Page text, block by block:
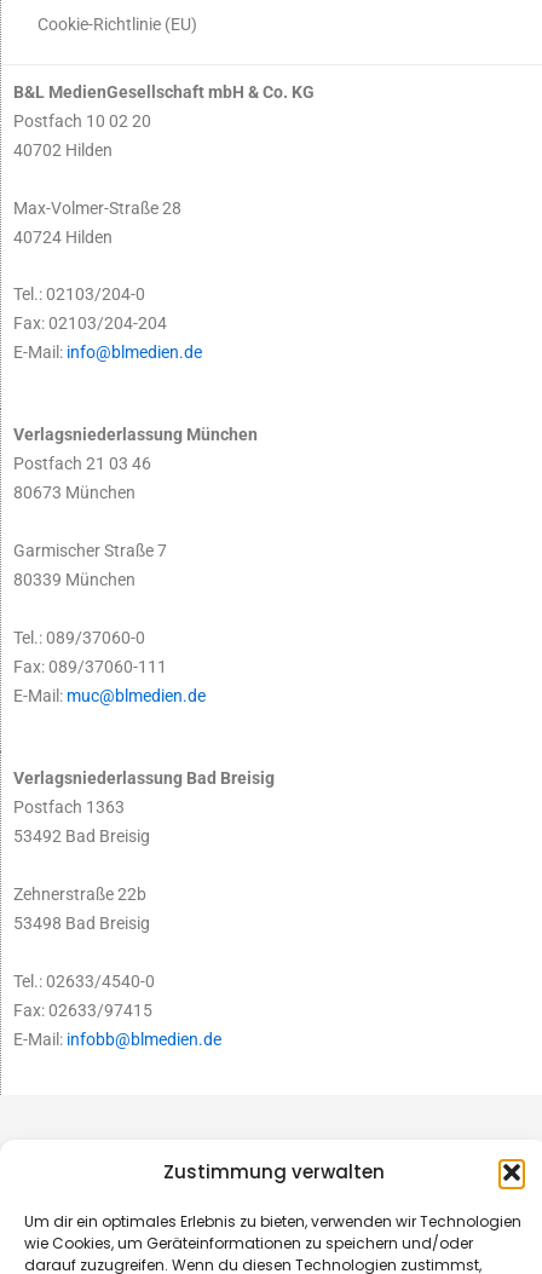
Zustimmung verwalten
Um dir ein optimales Erlebnis zu bieten, verwenden wir Technologien
wie Cookies, um Geräteinformationen zu speichern und/oder
darauf zuzugreifen. Wenn du diesen Technologien zustimmst,
Cookie-Richtlinie (EU)
B&L MedienGesellschaft mbH & Co. KG
Postfach 10 02 20
40702 Hilden
Max-Volmer-Straße 28
40724 Hilden
Tel.: 02103/204-0
Fax: 02103/204-204
E-Mail: info@blmedien.de
Verlagsniederlassung München
Postfach 21 03 46
80673 München
Garmischer Straße 7
80339 München
Tel.: 089/37060-0
Fax: 089/37060-111
E-Mail: muc@blmedien.de
Verlagsniederlassung Bad Breisig
Postfach 1363
53492 Bad Breisig
Zehnerstraße 22b
53498 Bad Breisig
Tel.: 02633/4540-0
Fax: 02633/97415
E-Mail: infobb@blmedien.de